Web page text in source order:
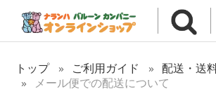
トップ ご利用ガイド
配送・送
メール便での配送について